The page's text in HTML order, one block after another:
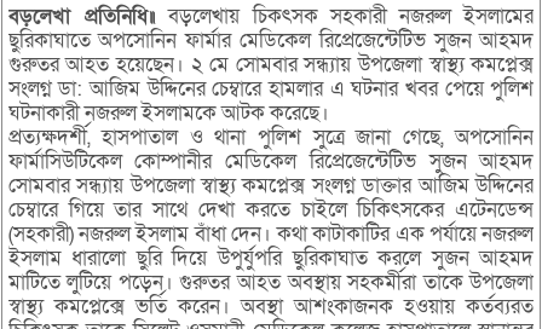
বড়লেখা প্রতিনিধি॥বড়লেখায় চিকৎসক সহকারী নজরুল ইসলামের
ছুরিকাঘাতে অপসোনিন ফার্মার মেডিকেল রিপ্রেজেন্টেটিভ সুজন আহমদ
গুরুতর আহত হয়েছেন। ২ মে সোমবার সন্ধ্যায় উপজেলা স্বাস্থ্য কমপ্লেক্স
সংলগ্ন ডা: আজিম উদ্দিনের চেম্বারে হামলার এ ঘটনার খবর পেয়ে পুলিশ
ঘটনাকারী নজরুল ইসলামকে আটক করেছে।
প্রত্যক্ষদর্শী, হাসপাতাল ও থানা পুলিশ সুত্রে জানা গেছে, অপসোনিন
ফার্মাসিউটিকেল কোম্পানীর মেডিকেল রিপ্রেজেন্টেটিভ সুজন আহমদ
সোমবার সন্ধ্যায় উপজেলা স্বাস্থ্য কমপ্লেক্স সংলগ্ন ডাক্তার আজিম উদ্দিনের
চেম্বারে গিয়ে তার সাথে দেখা করতে চাইলে চিকিৎসকের এটেনডেন্স
(সহকারী) নজরুল ইসলাম বাঁধা দেন। কথা কাটাকাটির এক পর্যায়ে নজরুল
ইসলাম ধারালো ছুরি দিয়ে উপুর্যুপরি ছুরিকাঘাত করলে সুজন আহমদ
মাটিতে লুটিয়ে পড়েন। গুরুতর আহত অবস্থায় সহকর্মীরা তাকে উপজেলা
স্বাস্থ্য কমপ্লেক্সে ভর্তি করেন। অবস্থা আশংকাজনক হওয়ায় কর্তব্যরত